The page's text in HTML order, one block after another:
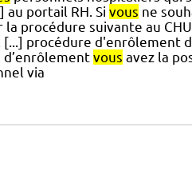
au portail RH. Si vous ne
procédure suivante au CHU
procédure d'enrôlement
vous avez la
via